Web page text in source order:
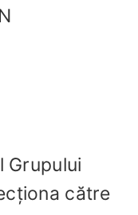
Grupului
către